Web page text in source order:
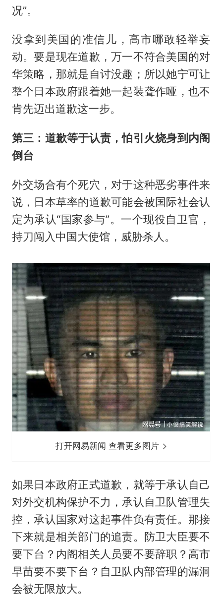
况”。
没拿到美国的准信儿，高市哪敢轻举妄
动。要是现在道歉，万一不符合美国的对
华策略，那就是自讨没趣；所以她宁可让
整个日本政府跟着她一起装聋作哑，也不
肯先迈出道歉这一步。
第三：道歉等于认责，怕引火烧身到内阁
倒台
外交场合有个死穴，对于这种恶劣事件来
说，日本草率的道歉可能会被国际社会认
定为承认“国家参与”。一个现役自卫官，
持刀闯入中国大使馆，威胁杀人。
打开网易新闻 查看更多图片
如果日本政府正式道歉，就等于承认自己
对外交机构保护不力，承认自卫队管理失
控，承认国家对这起事件负有责任。那接
下来就是相关部门的追责。防卫大臣要不
要下台？内阁相关人员要不要辞职？高市
早苗要不要下台？自卫队内部管理的漏洞
会被无限放大。